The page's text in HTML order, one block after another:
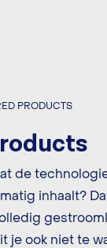
PRODUCTS
de
inhaalt?
je ook niet te